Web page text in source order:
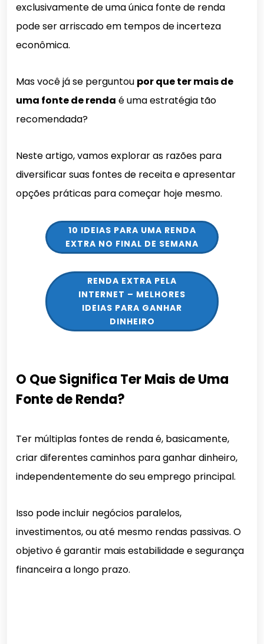
exclusivamente de uma única fonte de renda
pode ser arriscado em tempos de incerteza
econômica.
Mas você já se perguntou por que ter mais de
uma fonte de renda é uma estratégia tão
recomendada?
Neste artigo, vamos explorar as razões para
diversificar suas fontes de receita e apresentar
opções práticas para começar hoje mesmo.
10 IDEIAS PARA UMA RENDA
EXTRA NO FINAL DE SEMANA
RENDA EXTRA PELA
INTERNET – MELHORES
IDEIAS PARA GANHAR
DINHEIRO
O Que Significa Ter Mais de Uma
Fonte de Renda?
Ter múltiplas fontes de renda é, basicamente,
criar diferentes caminhos para ganhar dinheiro,
independentemente do seu emprego principal.
Isso pode incluir negócios paralelos,
investimentos, ou até mesmo rendas passivas. O
objetivo é garantir mais estabilidade e segurança
financeira a longo prazo.